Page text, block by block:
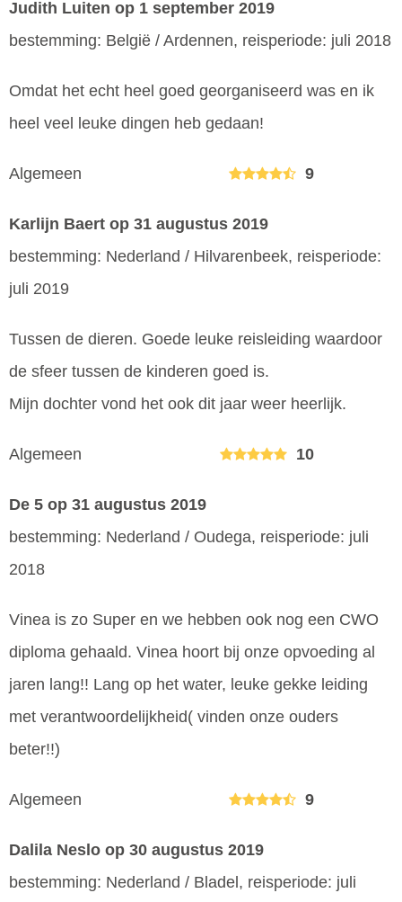
Judith Luiten op 1 september 2019
bestemming: België / Ardennen, reisperiode: juli 2018
Omdat het echt heel goed georganiseerd was en ik
heel veel leuke dingen heb gedaan!
Algemeen 9
Karlijn Baert op 31 augustus 2019
bestemming: Nederland / Hilvarenbeek, reisperiode:
juli 2019
Tussen de dieren. Goede leuke reisleiding waardoor
de sfeer tussen de kinderen goed is.
Mijn dochter vond het ook dit jaar weer heerlijk.
Algemeen 10
De 5 op 31 augustus 2019
bestemming: Nederland / Oudega, reisperiode: juli
2018
Vinea is zo Super en we hebben ook nog een CWO
diploma gehaald. Vinea hoort bij onze opvoeding al
jaren lang!! Lang op het water, leuke gekke leiding
met verantwoordelijkheid( vinden onze ouders
beter!!)
Algemeen 9
Dalila Neslo op 30 augustus 2019
bestemming: Nederland / Bladel, reisperiode: juli